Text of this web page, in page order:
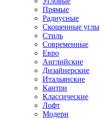
Прямые
Радиусные
Скошенные углы
Стиль
Современные
Евро
Английские
Дизайнерские
Итальянские
Кантри
Классические
Лофт
Модерн